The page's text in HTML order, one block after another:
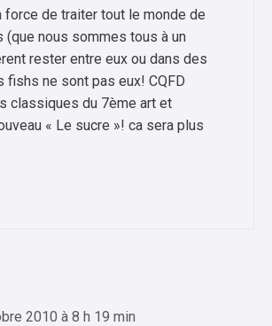
force de traiter tout le monde de
(que nous sommes tous à un
rester entre eux ou dans des
fishs ne sont pas eux! CQFD
classiques du 7ème art et
« Le sucre »! ca sera plus
2010 à 8 h 19 min